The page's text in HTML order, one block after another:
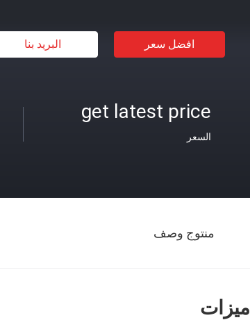
افضل سعر البريد بنا
get latest price
السعر
منتوج وصف
ميزات